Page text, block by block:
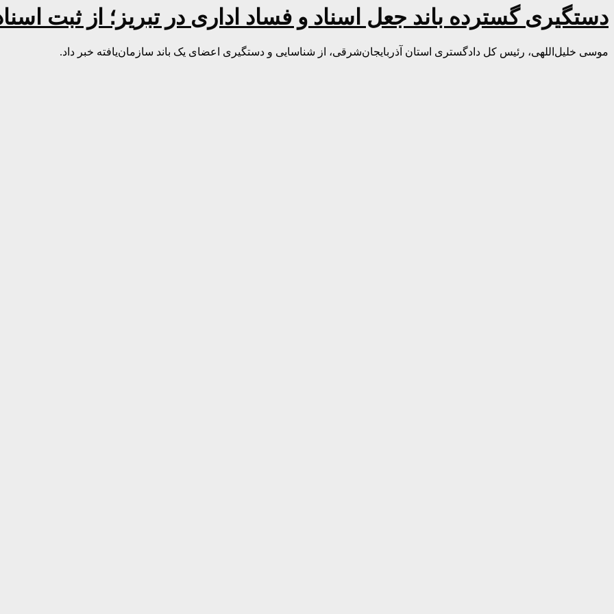
دستگیری گسترده باند جعل اسناد و فساد اداری در تبریز؛ از ثبت
موسی خلیل‌اللهی، رئیس کل دادگستری استان آذربایجان‌شرقی، از شناسایی و دستگیری اعضای یک باند سازمان‌یافته خبر داد.